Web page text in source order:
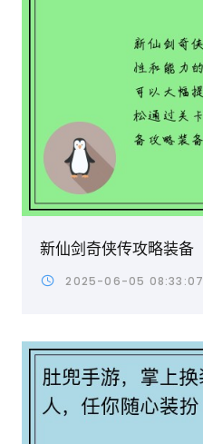
新仙剑奇侠传攻略装备
2025-06-05 08:33:07